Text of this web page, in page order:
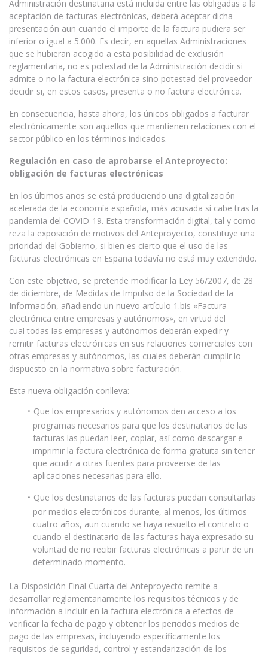
Administración destinataria está incluida entre las obligadas a la
aceptación de facturas electrónicas, deberá aceptar dicha
presentación aun cuando el importe de la factura pudiera ser
inferior o igual a 5.000. Es decir, en aquellas Administraciones
que se hubieran acogido a esta posibilidad de exclusión
reglamentaria, no es potestad de la Administración decidir si
admite o no la factura electrónica sino potestad del proveedor
decidir si, en estos casos, presenta o no factura electrónica.
En consecuencia, hasta ahora, los únicos obligados a facturar
electrónicamente son aquellos que mantienen relaciones con el
sector público en los términos indicados.
Regulación en caso de aprobarse el Anteproyecto:
obligación de facturas electrónicas
En los últimos años se está produciendo una digitalización
acelerada de la economía española, más acusada si cabe tras la
pandemia del COVID-19. Esta transformación digital, tal y como
reza la exposición de motivos del Anteproyecto, constituye una
prioridad del Gobierno, si bien es cierto que el uso de las
facturas electrónicas en España todavía no está muy extendido.
Con este objetivo, se pretende modificar la Ley 56/2007, de 28
de diciembre, de Medidas de Impulso de la Sociedad de la
Información, añadiendo un nuevo artículo 1.bis «Factura
electrónica entre empresas y autónomos», en virtud del
cual todas las empresas y autónomos deberán expedir y
remitir facturas electrónicas en sus relaciones comerciales con
otras empresas y autónomos, las cuales deberán cumplir lo
dispuesto en la normativa sobre facturación.
Esta nueva obligación conlleva:
Que los empresarios y autónomos den acceso a los
programas necesarios para que los destinatarios de las
facturas las puedan leer, copiar, así como descargar e
imprimir la factura electrónica de forma gratuita sin tener
que acudir a otras fuentes para proveerse de las
aplicaciones necesarias para ello.
Que los destinatarios de las facturas puedan consultarlas
por medios electrónicos durante, al menos, los últimos
cuatro años, aun cuando se haya resuelto el contrato o
cuando el destinatario de las facturas haya expresado su
voluntad de no recibir facturas electrónicas a partir de un
determinado momento.
La Disposición Final Cuarta del Anteproyecto remite a
desarrollar reglamentariamente los requisitos técnicos y de
información a incluir en la factura electrónica a efectos de
verificar la fecha de pago y obtener los periodos medios de
pago de las empresas, incluyendo específicamente los
requisitos de seguridad, control y estandarización de los